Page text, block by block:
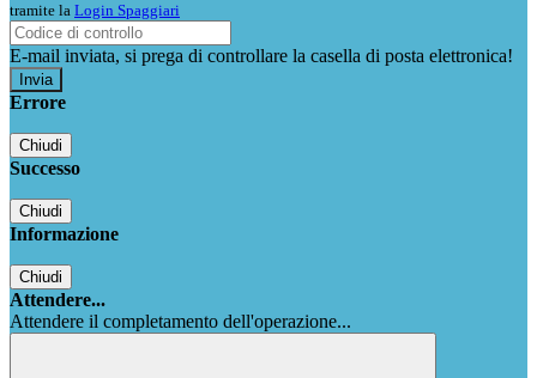
tramite la Login Spaggiari
E-mail inviata, si prega di controllare la casella di posta elettronica!
Errore
Chiudi
Successo
Chiudi
Informazione
Chiudi
Attendere...
Attendere il completamento dell'operazione...